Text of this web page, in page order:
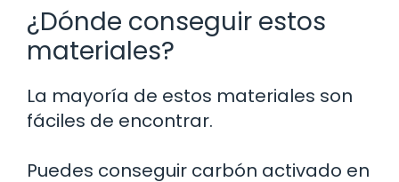
¿Dónde conseguir estos
materiales?
La mayoría de estos materiales son
fáciles de encontrar.
Puedes conseguir carbón activado en